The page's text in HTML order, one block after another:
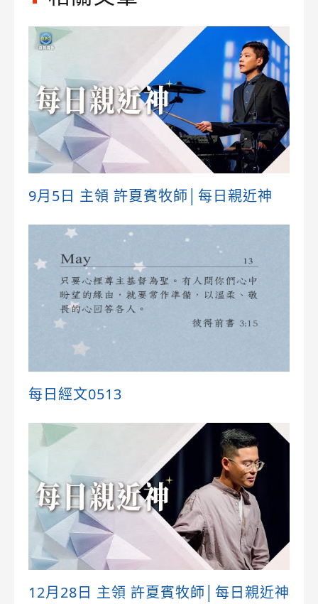
9月5日 主領 許夏賓牧師│每日親近神
每日經文0513
12月28日 主領 許夏賓牧師│每日親近神